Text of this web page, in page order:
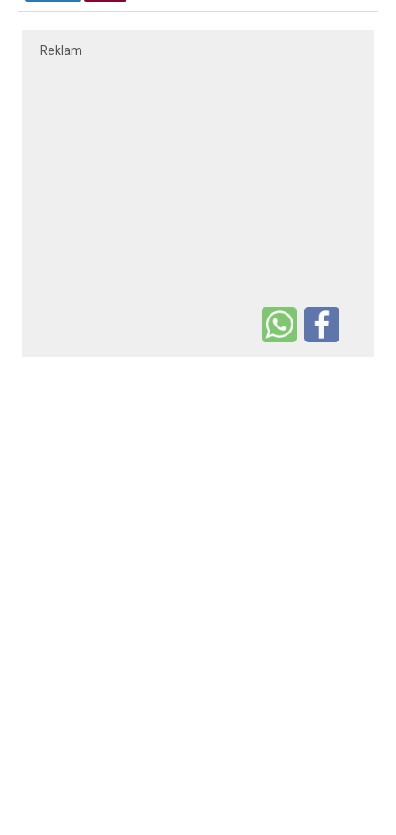
Reklam